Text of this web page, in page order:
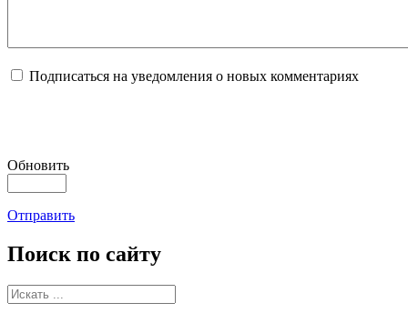
Подписаться на уведомления о новых комментариях
Обновить
Отправить
Поиск по сайту